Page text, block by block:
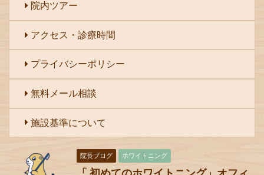
院内ツアー
アクセス・診療時間
プライバシーポリシー
無料メール相談
施設基準について
院長ブログ ホワイトニング